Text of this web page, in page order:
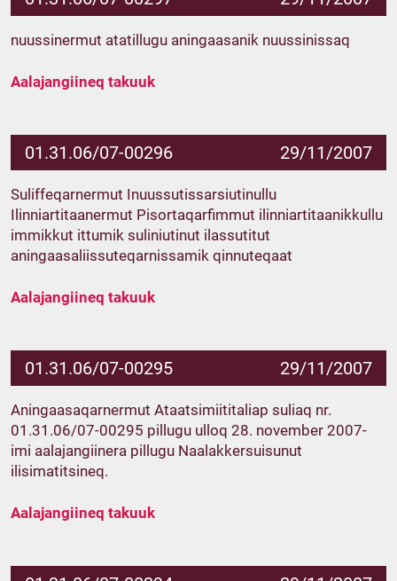
nuussinermut atatillugu aningaasanik nuussinissaq
Aalajangiineq takuuk
01.31.06/07-00296 29/11/2007
Suliffeqarnermut Inuussutissarsiutinullu
Ilinniartitaanermut Pisortaqarfimmut ilinniartitaanikkullu
immikkut ittumik suliniutinut ilassutitut
aningaasaliissuteqarnissamik qinnuteqaat
Aalajangiineq takuuk
01.31.06/07-00295 29/11/2007
Aningaasaqarnermut Ataatsimiititaliap suliaq nr.
01.31.06/07-00295 pillugu ulloq 28. november 2007-
imi aalajangiinera pillugu Naalakkersuisunut
ilisimatitsineq.
Aalajangiineq takuuk